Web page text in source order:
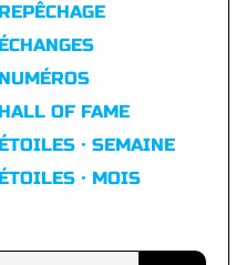
REPÊCHAGE
ÉCHANGES
NUMÉROS
HALL OF FAME
ÉTOILES · SEMAINE
ÉTOILES · MOIS